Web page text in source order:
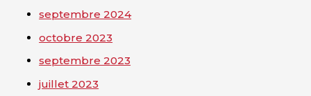
septembre 2024
octobre 2023
septembre 2023
juillet 2023